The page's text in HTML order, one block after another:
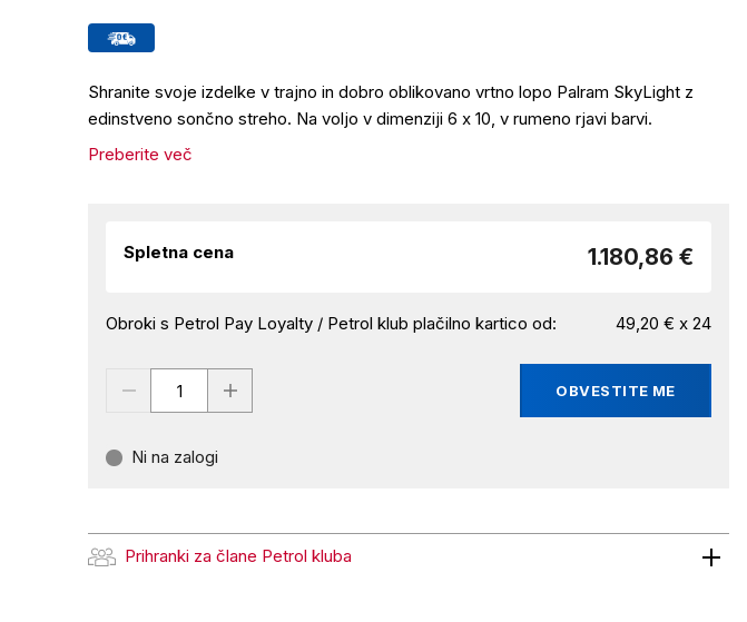
Shranite svoje izdelke v trajno in dobro oblikovano vrtno lopo Palram SkyLight z
edinstveno sončno streho. Na voljo v dimenziji 6 x 10, v rumeno rjavi barvi.
Preberite več
Spletna cena 1.180,86 €
Obroki s Petrol Pay Loyalty / Petrol klub plačilno kartico od: 49,20 € x 24
OBVESTITE ME
Ni na zalogi
Prihranki za člane Petrol kluba
Prihranki za člane Petrol kluba